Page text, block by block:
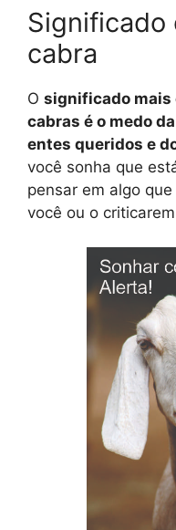
Significado
cabra
O significado mais
cabras é o medo
entes queridos e
você sonha que
pensar em algo
você ou o